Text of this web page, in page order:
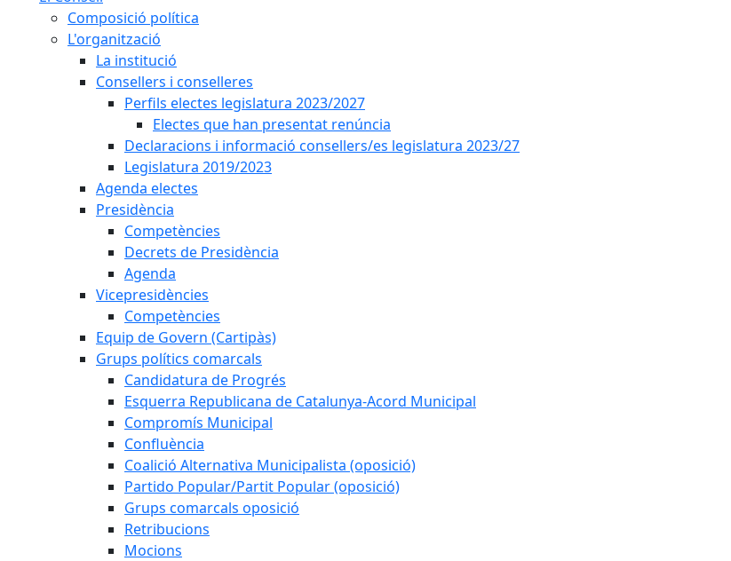
Composició política
L'organització
La institució
Consellers i conselleres
Perfils electes legislatura 2023/2027
Electes que han presentat renúncia
Declaracions i informació consellers/es legislatura 2023/27
Legislatura 2019/2023
Agenda electes
Presidència
Competències
Decrets de Presidència
Agenda
Vicepresidències
Competències
Equip de Govern (Cartipàs)
Grups polítics comarcals
Candidatura de Progrés
Esquerra Republicana de Catalunya-Acord Municipal
Compromís Municipal
Confluència
Coalició Alternativa Municipalista (oposició)
Partido Popular/Partit Popular (oposició)
Grups comarcals oposició
Retribucions
Mocions